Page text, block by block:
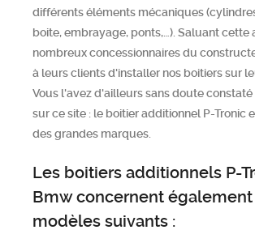
différents éléments mécaniques
boite, embrayage, ponts,…). Saluant cette
nombreux concessionnaires du
à leurs clients d'installer nos boitiers sur
Vous l'avez d'ailleurs sans doute
sur ce site : le boitier additionnel P-Tronic
des grandes marques.
Les boitiers additionnels P-
Bmw concernent
modèles suivants :